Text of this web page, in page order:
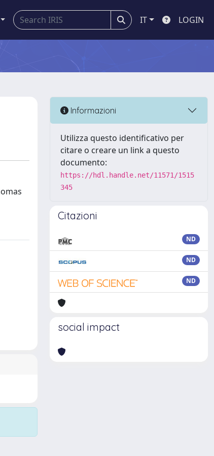
IT LOGIN
Informazioni
Utilizza questo identificativo per
citare o creare un link a questo
documento:
https://hdl.handle.net/11571/1515
345
Citazioni
ND
ND
ND
social impact